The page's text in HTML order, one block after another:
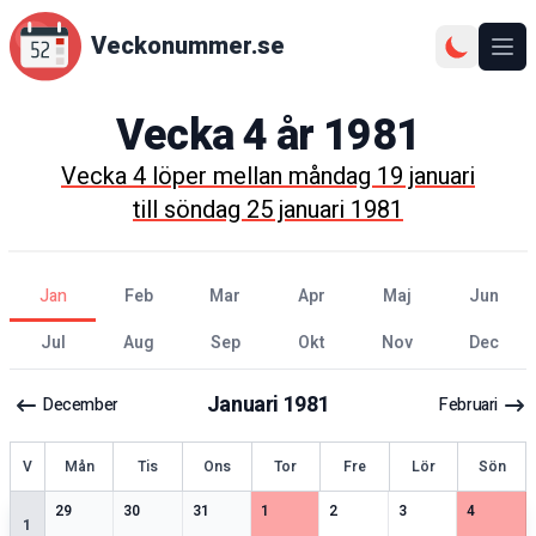
Veckonummer.se
Vecka4år 1981
Vecka4löper mellanmåndag 19 januari
tillsöndag 25 januari 1981
jan feb mar apr maj
jun
jul
aug sep okt nov dec
December Januari 1981 Februari
Vecka Mån Tis Ons Tor Fre Lör Sön
1
29
2speciella datum
30
2speciella datum
31
2speciella datum
11 speciella datum
2
1speciella datum
3
2speciella datum
4
1